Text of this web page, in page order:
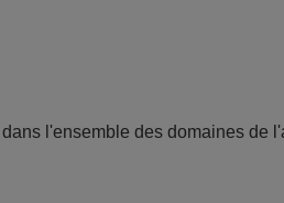
l'ensemble des domaines de